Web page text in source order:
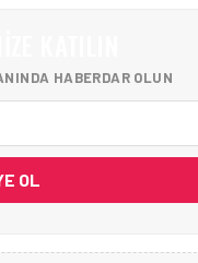
HABERDAR OLUN
OL